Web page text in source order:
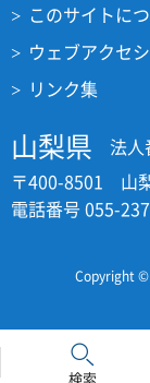
検索
このサイトに
ウェブアクセ
リンク集
山梨県
法
〒400-8501 山
電話番号 055-
Copyright ©